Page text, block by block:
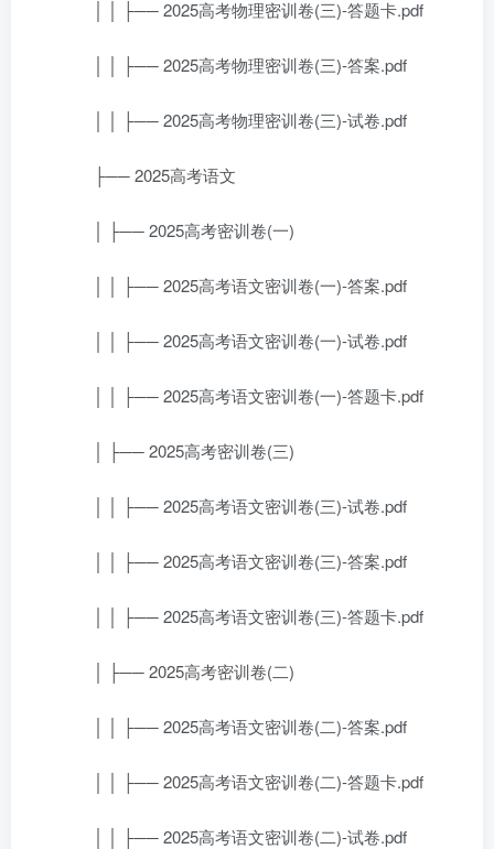
│ │ ├── 2025高考物理密训卷(三)-答题卡.pdf
│ │ ├── 2025高考物理密训卷(三)-答案.pdf
│ │ ├── 2025高考物理密训卷(三)-试卷.pdf
├── 2025高考语文
│ ├── 2025高考密训卷(一)
│ │ ├── 2025高考语文密训卷(一)-答案.pdf
│ │ ├── 2025高考语文密训卷(一)-试卷.pdf
│ │ ├── 2025高考语文密训卷(一)-答题卡.pdf
│ ├── 2025高考密训卷(三)
│ │ ├── 2025高考语文密训卷(三)-试卷.pdf
│ │ ├── 2025高考语文密训卷(三)-答案.pdf
│ │ ├── 2025高考语文密训卷(三)-答题卡.pdf
│ ├── 2025高考密训卷(二)
│ │ ├── 2025高考语文密训卷(二)-答案.pdf
│ │ ├── 2025高考语文密训卷(二)-答题卡.pdf
│ │ ├── 2025高考语文密训卷(二)-试卷.pdf